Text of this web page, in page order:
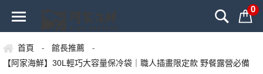
0
首頁 - 館長推薦 -
【阿家海鮮】30L輕巧大容量保冷袋｜職人插畫限定款 野餐露營必備